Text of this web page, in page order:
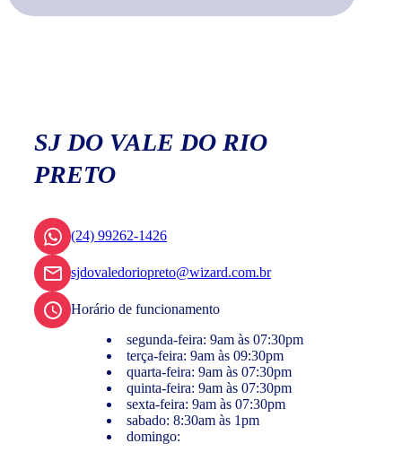
SJ DO VALE DO RIO
PRETO
(24) 99262-1426
sjdovaledoriopreto@wizard.com.br
Horário de funcionamento
segunda-feira: 9am às 07:30pm
terça-feira: 9am às 09:30pm
quarta-feira: 9am às 07:30pm
quinta-feira: 9am às 07:30pm
sexta-feira: 9am às 07:30pm
sabado: 8:30am às 1pm
domingo: